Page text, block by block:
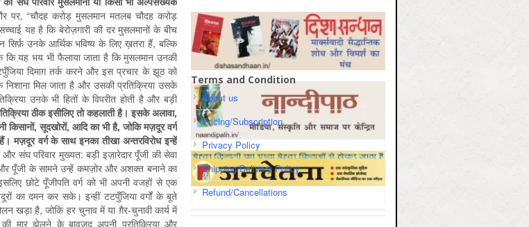
पर, “चौदह करोड़ मुसलमान मतलब चौदह करोड़
सच्चाई यह है कि बेरोज़गारी की दर मुसलमानों के बीच
उनके आर्थिक भविष्य के लिए ख़तरा हैं, बल्कि
यह भय भी फैलाया जाता है कि मुसलमान उनकी
दिमाग़ तर्क करने और इस प्रचार के झूठ को
मिल जाता है और उसकी प्रतिक्रिया उसके
उनके भी हितों के विपरीत होती है और बड़ी
ठीक इसीलिए तो कहलाती है। इसके अलावा,
किसानों, सूदखोरों, आदि का भी है, जोकि मज़दूर वर्ग
मज़दूर वर्ग के साथ इनका तीखा अन्तरविरोध इन्हें
और संघ परिवार मुख्यत: बड़ी इज़ारेदार पूँजी की सेवा
पूँजी के सामने उन्हें कमज़ोर और अशक्त बनाने का
छोटे पूँजीपति वर्ग को भी अपनी वजहों से एक
का दमन कर सके। इन्हीं टटपुँजिया वर्गों के बूते
खड़ा है, जोकि हर चुनाव में या ग़ैर-चुनावी कार्य में
मार झेलने के बावजूद अपनी प्रतिक्रिया और
Terms and Condition
About us
Pricing/Subscription
Privacy Policy
Shipping/Delivery Policy
Refund/Cancellations